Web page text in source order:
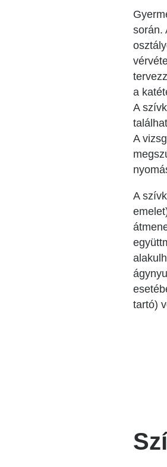
során.
a
A
A
A
tartó)